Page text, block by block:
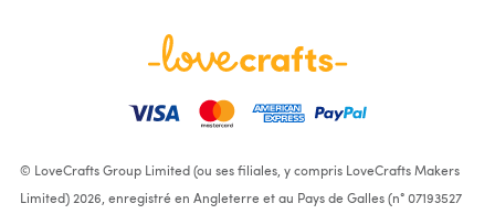
© LoveCrafts Group Limited (ou ses filiales, y compris LoveCrafts Makers
Limited) 2026, enregistré en Angleterre et au Pays de Galles (n° 07193527